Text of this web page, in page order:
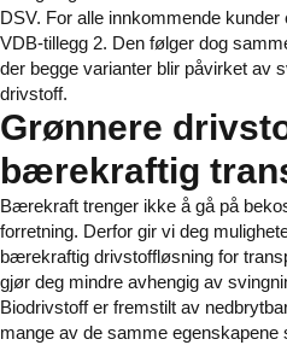
DSV. For alle innkommende kunder
VDB-tillegg 2. Den følger dog
der begge varianter blir påvirket av
drivstoff.
Grønnere
bærekraftig
Bærekraft trenger ikke å gå på
forretning. Derfor gir vi deg
bærekraftig drivstoffløsning for
gjør deg mindre avhengig av
Biodrivstoff er fremstilt av
mange av de samme egenskapene